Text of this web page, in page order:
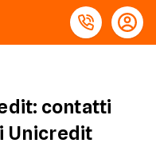
contatti
Unicredit